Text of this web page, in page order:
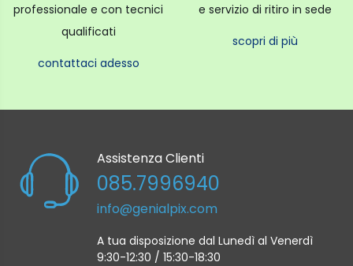
professionale e con tecnici
qualificati
contattaci adesso
e servizio di ritiro in sede
scopri di più
Assistenza Clienti
085.7996940
info@genialpix.com
A tua disposizione dal Lunedì al Venerdì
9:30-12:30 / 15:30-18:30